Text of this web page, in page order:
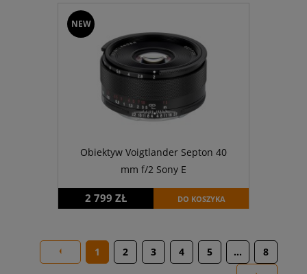
Obiektyw Voigtlander Septon 40
mm f/2 Sony E
2 799 ZŁ DO KOSZYKA
NEW
1 2 3 4 5 ... 8